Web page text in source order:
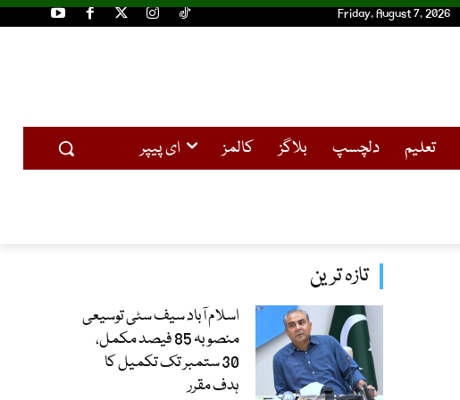
Friday, August 7, 2026
تعلیم دلچسپ بلاگز کالمز ای پیپر
تازہ ترین
اسلام آباد سیف سٹی توسیعی
منصوبہ 85 فیصد مکمل،
30 ستمبر تک تکمیل کا
ہدف مقرر